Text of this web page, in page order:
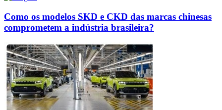
Como os modelos SKD e CKD das marcas chinesas
comprometem a indústria brasileira?